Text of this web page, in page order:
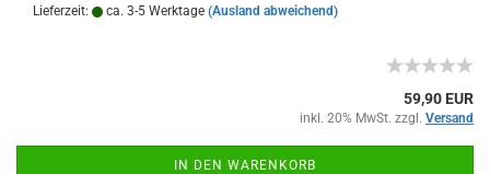
Lieferzeit: ca. 3-5 Werktage (Ausland abweichend)
59,90 EUR
inkl. 20% MwSt. zzgl. Versand
IN DEN WARENKORB